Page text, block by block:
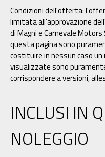
Condizioni dell'offerta:
limitata all'approvazione
di Magni e Carnevale
questa pagina sono
costituire in nessun caso
visualizzate sono
corrispondere a versioni,
INCLUSI IN
NOLEGGIO